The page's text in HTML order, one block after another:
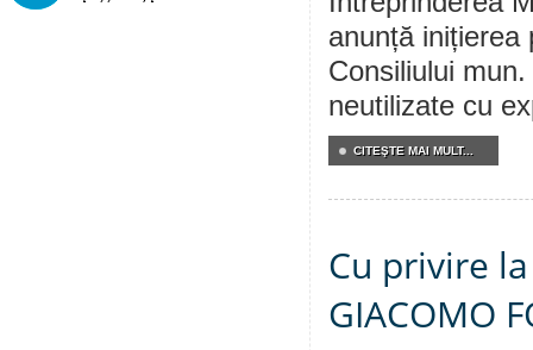
anunță inițierea
Consiliului
neutilizate cu
CITEŞTE MAI MULT...
Cu privire
GIACOMO